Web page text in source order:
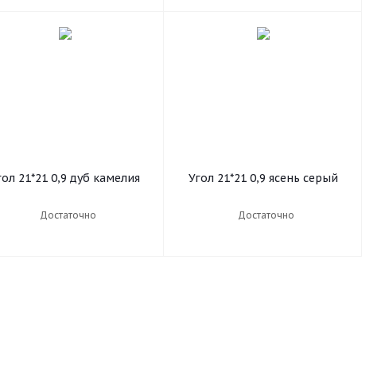
21*21 0,9 дуб камелия
Достаточно
Угол 21*21 0,9 ясень серый
Достаточно